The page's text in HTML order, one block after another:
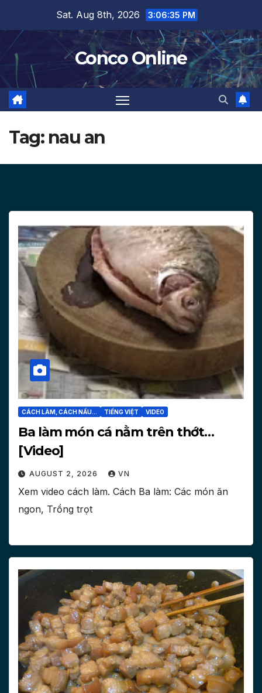
content
Sat. Aug 8th, 2026 3:06:37 PM
Conco Online
Tag: nau an
CÁCH LÀM, CÁCH NẤU... TIẾNG VIỆT VIDEO
Ba làm món cá nằm trên thớt…
[Video]
AUGUST 2, 2026 VN
Xem video cách làm. Cách Ba làm: Các món ăn
ngon, Trồng trọt